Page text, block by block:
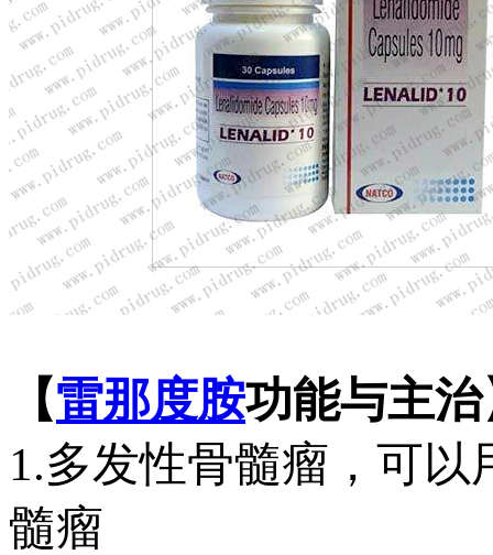
【雷那度胺功能与主治
1.多发性骨髓瘤，可
髓瘤